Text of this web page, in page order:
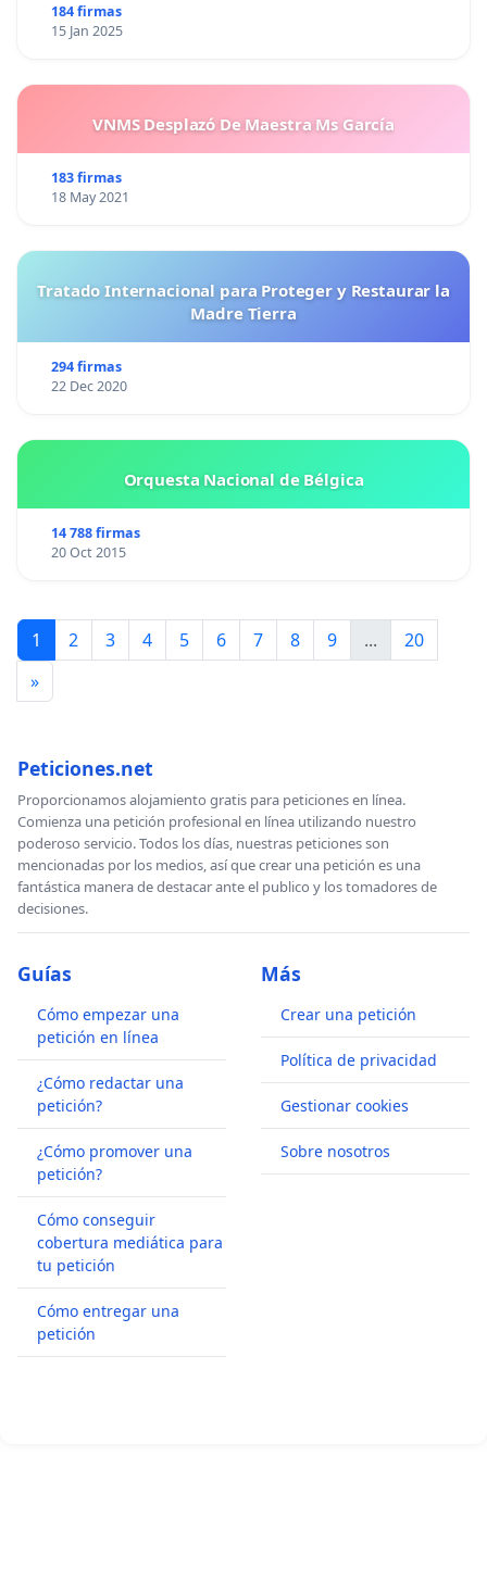
184 firmas
15 Jan 2025
VNMS Desplazó De Maestra Ms García
183 firmas
18 May 2021
Tratado Internacional para Proteger y Restaurar la
Madre Tierra
294 firmas
22 Dec 2020
Orquesta Nacional de Bélgica
14 788 firmas
20 Oct 2015
1 2 3 4 5 6 7 8 9 ...
20
»
Peticiones.net
Proporcionamos alojamiento gratis para peticiones en línea.
Comienza una petición profesional en línea utilizando nuestro
poderoso servicio. Todos los días, nuestras peticiones son
mencionadas por los medios, así que crear una petición es una
fantástica manera de destacar ante el publico y los tomadores de
decisiones.
Guías
Cómo empezar una
petición en línea
¿Cómo redactar una
petición?
¿Cómo promover una
petición?
Cómo conseguir
cobertura mediática para
tu petición
Cómo entregar una
petición
Más
Crear una petición
Política de privacidad
Gestionar cookies
Sobre nosotros